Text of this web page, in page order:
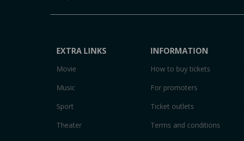
EXTRA LINKS
Movie
Music
Sport
Theater
INFORMATION
How to buy tickets
For promoters
Ticket outlets
Terms and conditions